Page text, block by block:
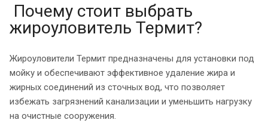
Почему стоит выбрать
жироуловитель Термит?
Жироуловители Термит предназначены для установки под
мойку и обеспечивают эффективное удаление жира и
жирных соединений из сточных вод, что позволяет
избежать загрязнений канализации и уменьшить нагрузку
на очистные сооружения.